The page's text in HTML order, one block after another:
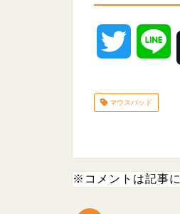
i
t
マウスパッド
※コメントは記事